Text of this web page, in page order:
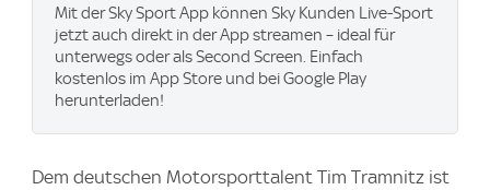
Mit der Sky Sport App können Sky Kunden Live-Sport
jetzt auch direkt in der App streamen – ideal für
unterwegs oder als Second Screen. Einfach
kostenlos im App Store und bei Google Play
herunterladen!
Dem deutschen Motorsporttalent Tim Tramnitz ist